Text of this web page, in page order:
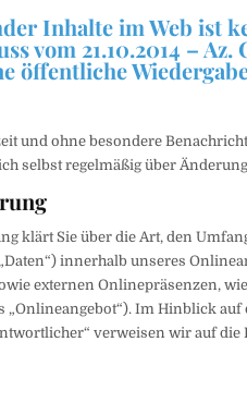
Inhalte im Web ist
vom 21.10.2014 –
öffentliche
und ohne besondere
selbst regelmäßig über
klärt Sie über die Art, den
innerhalb unseres
externen Onlinepräsenzen,
„Onlineangebot“). Im Hinblick
verweisen wir auf